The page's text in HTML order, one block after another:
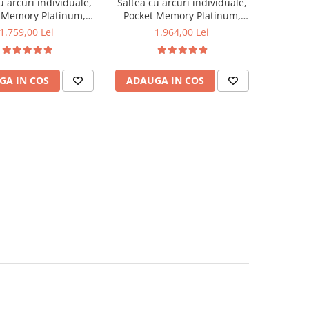
Memory Platinum,
fermitate
cm, husa matlasata,
aerisire perimetral,
maxima sustinuta
utilizator, Saltex
1.759,00 Lei
IN COS
Pocket Memory Platinum,
180x200x30cm, fermitate
foam 2,5 cm, husa matlasata,
sistem de aerisire perimetral,
greutate maxima sustinuta
100 kg/utilizator, Saltex
1.964,00 Lei
ADAUGA IN COS